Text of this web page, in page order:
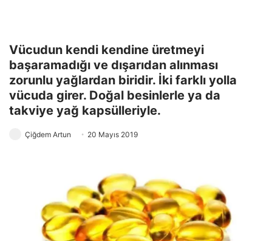
Vücudun kendi kendine üretmeyi
başaramadığı ve dışarıdan alınması
zorunlu yağlardan biridir. İki farklı yolla
vücuda girer. Doğal besinlerle ya da
takviye yağ kapsülleriyle.
Çiğdem Artun 20 Mayıs 2019